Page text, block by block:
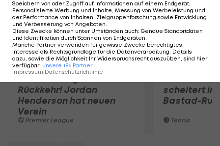
Rückkehr! Jordan
Henderson hat neuen
Verein
Premier League
scheitert in
Bastad-
Tennis
Speichern von oder Zugriff auf Informationen auf einem Endgerät;
Personalisierte Werbung und Inhalte, Messung von Werbeleistung und
der Performance von Inhalten, Zielgruppenforschung sowie Entwicklung
und Verbesserung von Angeboten.
Diese Zwecke können unter Umständen auch: Genaue Standortdaten
und Identifikation durch Scannen von Endgeräten.
Manche Partner verwenden für gewisse Zwecke berechtigtes
Interesse als Rechtsgrundlage für die Datenverarbeitung. Details
dazu, sowie die Möglichkeit Ihr Widerspruchsrecht auszuüben, sind hier
verfügbar: unsere 186 Partner
Impressum Datenschutzrichtlinie